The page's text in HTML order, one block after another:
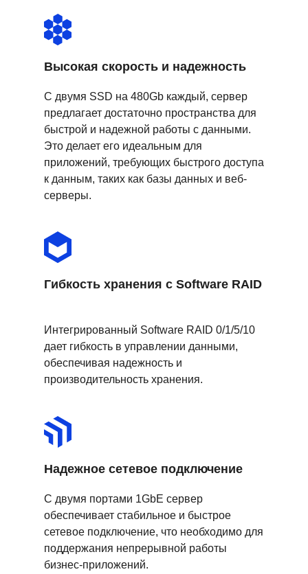
Высокая скорость и надежность
С двумя SSD на 480Gb каждый, сервер
предлагает достаточно пространства для
быстрой и надежной работы с данными.
Это делает его идеальным для
приложений, требующих быстрого доступа
к данным, таких как базы данных и веб-
серверы.
Гибкость хранения с Software RAID
Интегрированный Software RAID 0/1/5/10
дает гибкость в управлении данными,
обеспечивая надежность и
производительность хранения.
Надежное сетевое подключение
С двумя портами 1GbE сервер
обеспечивает стабильное и быстрое
сетевое подключение, что необходимо для
поддержания непрерывной работы
бизнес-приложений.